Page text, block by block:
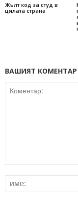
Жълт код за студ в
цялата страна
ВАШИЯТ КОМЕНТАР